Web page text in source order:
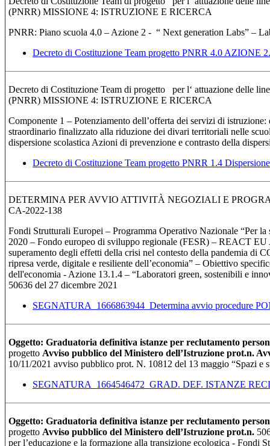
(PNRR) MISSIONE 4: ISTRUZIONE E RICERCA
PNRR: Piano scuola 4.0 – Azione 2 - “ Next generation Labs” –
Decreto di Costituzione Team progetto PNRR 4.0 AZIONE
Decreto di Costituzione Team di progetto per l‘ attuazione delle
(PNRR) MISSIONE 4: ISTRUZIONE E RICERCA
Componente 1 – Potenziamento dell’offerta dei servizi di
straordinario finalizzato alla riduzione dei divari territoriali nelle
dispersione scolastica Azioni di prevenzione e contrasto della
Decreto di Costituzione Team progetto PNRR 1.4
DETERMINA PER AVVIO ATTIVITÀ NEGOZIALI E
CA-2022-138
Fondi Strutturali Europei – Programma Operativo Nazionale “Per
2020 – Fondo europeo di sviluppo regionale (FESR) – REACT
superamento degli effetti della crisi nel contesto della pandemia di
ripresa verde, digitale e resiliente dell’economia” – Obiettivo
dell'economia - Azione 13.1.4 – “Laboratori green, sostenibili e
50636 del 27 dicembre 2021
SEGNATURA_1666863944_Determina avvio procedure
Oggetto: Graduatoria definitiva istanze per reclutamento
progetto Avviso pubblico del Ministero dell’Istruzione prot.n.
10/11/2021 avviso pubblico prot. N. 10812 del 13 maggio “Spazi
SEGNATURA_1664546472_GRAD. DEF. ISTANZE
Oggetto: Graduatoria definitiva istanze per reclutamento
progetto Avviso pubblico del Ministero dell’Istruzione prot.n.
per l’educazione e la formazione alla transizione ecologica - Fondi